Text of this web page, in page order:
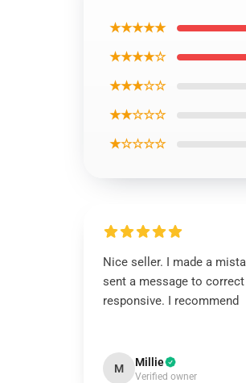
★★★★★
★★★★☆
★★★☆☆
★★☆☆☆
★☆☆☆☆
Nice seller. I made a
sent a message to
responsive. I recommend
M Millie
Verified owner